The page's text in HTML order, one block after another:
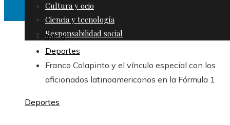
Cultura y ocio
Ciencia y tecnología
Responsabilidad social
Inicio
Deportes
Franco Colapinto y el vínculo especial con los
aficionados latinoamericanos en la Fórmula 1
Deportes